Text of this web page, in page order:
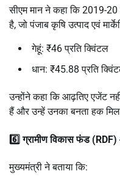
सीएम मान ने कहा कि 2019-
है, जो पंजाब कृषि उत्पाद एवं
गेहूं: ₹46 प्रति क्विंटल
धान: ₹45.88 प्रति
उन्होंने कहा कि आढ़तिए एजेंट
हैं और उन्हें उनका बनता हक
6️⃣ ग्रामीण विकास फंड
मुख्यमंत्री ने बताया कि: